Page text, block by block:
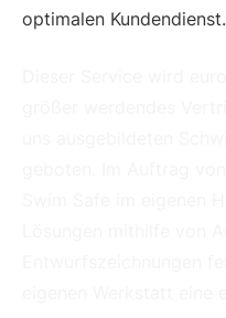
optimalen Kundendienst.